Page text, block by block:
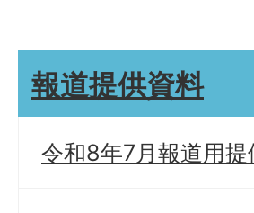
報道提供資料
令和8年7月報道用提